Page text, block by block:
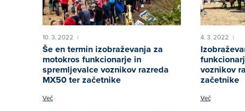
10. 3. 2022 |
Še en termin izobraževanja za
motokros funkcionarje in
spremljevalce voznikov razreda
MX50 ter začetnike
Več
4. 3. 2022 |
voznikov
začetnike
Več